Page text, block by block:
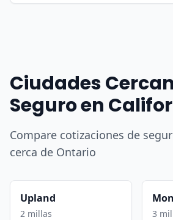
Ciudades
Seguro en
Compare cotizaciones de
cerca de Ontario
Upland
2 millas 3